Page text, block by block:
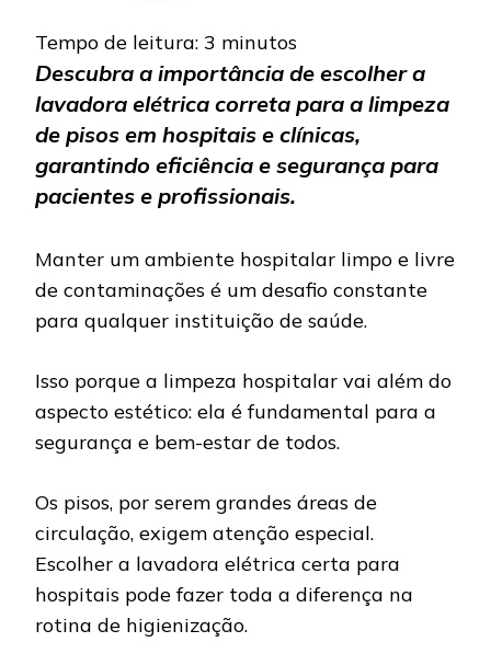
Tempo de leitura: 3 minutos
Descubra a importância de escolher a
lavadora elétrica correta para a limpeza
de pisos em hospitais e clínicas,
garantindo eficiência e segurança para
pacientes e profissionais.
Manter um ambiente hospitalar limpo e livre
de contaminações é um desafio constante
para qualquer instituição de saúde.
Isso porque a limpeza hospitalar vai além do
aspecto estético: ela é fundamental para a
segurança e bem-estar de todos.
Os pisos, por serem grandes áreas de
circulação, exigem atenção especial.
Escolher a lavadora elétrica certa para
hospitais pode fazer toda a diferença na
rotina de higienização.